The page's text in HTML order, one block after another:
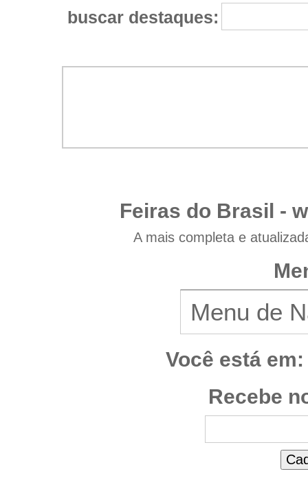
buscar destaques:
Feiras do Brasil -
A mais completa e
Você está em:
Recebe